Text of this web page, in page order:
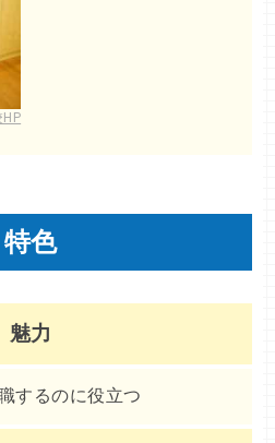
HP
特色
魅力
するのに役立つ